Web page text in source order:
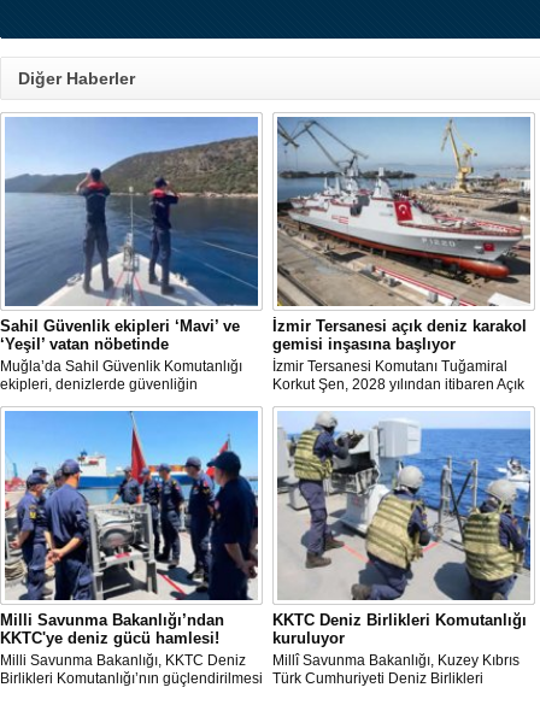
Diğer Haberler
Sahil Güvenlik ekipleri ‘Mavi’ ve
‘Yeşil’ vatan nöbetinde
Muğla’da Sahil Güvenlik Komutanlığı
ekipleri, denizlerde güvenliğin
sağlanmasının yanı sıra yangın
sezonunda ormanların korunmasına
yönelik çalışmalara da destek veriyor.
İzmir Tersanesi açık deniz karakol
gemisi inşasına başlıyor
İzmir Tersanesi Komutanı Tuğamiral
Korkut Şen, 2028 yılından itibaren Açık
Deniz Karakol Gemisi (ADKG) inşasına
başlanmasının hedeflendiğini açıkladı.
Milli Savunma Bakanlığı’ndan
KKTC'ye deniz gücü hamlesi!
Milli Savunma Bakanlığı, KKTC Deniz
Birlikleri Komutanlığı’nın güçlendirilmesi
KKTC Deniz Birlikleri Komutanlığı
kuruluyor
Millî Savunma Bakanlığı, Kuzey Kıbrıs
Türk Cumhuriyeti Deniz Birlikleri